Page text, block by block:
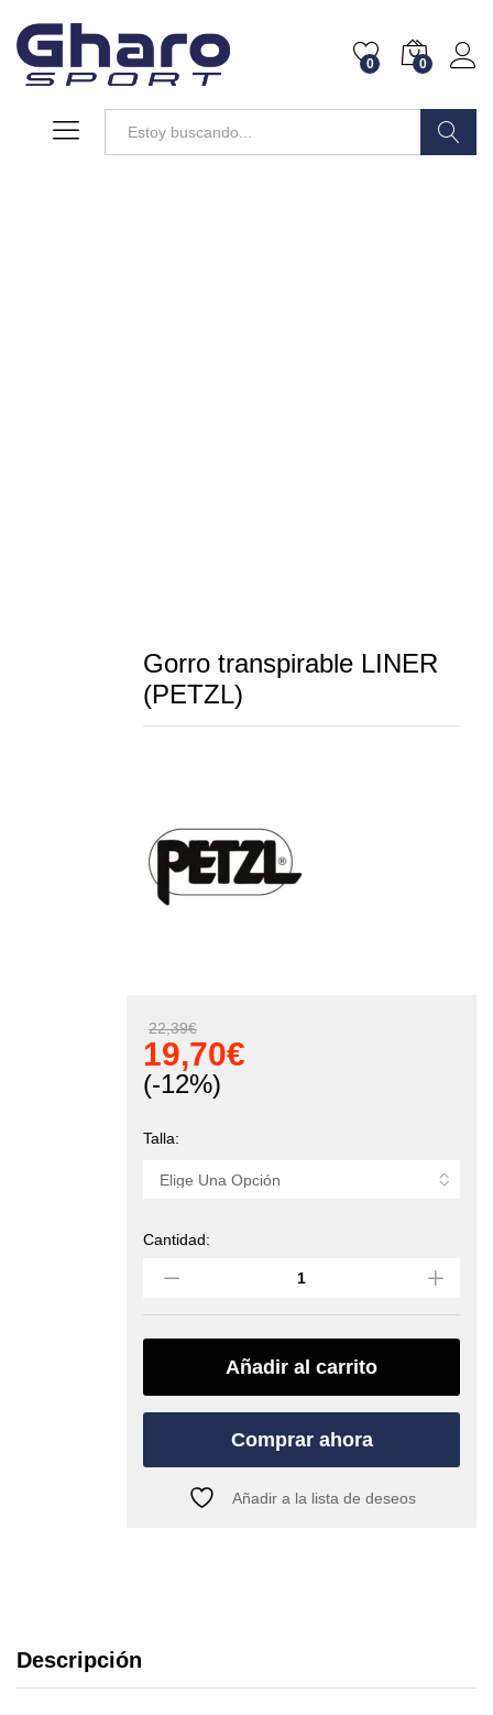
0 0
Gorro transpirable LINER
(PETZL)
22,39€
19,70€
(-12%)
Talla:
Gorro
(PETZL)
quantity
Cantidad:
Añadir al carrito
Comprar ahora
Añadir a la lista de deseos
Descripción